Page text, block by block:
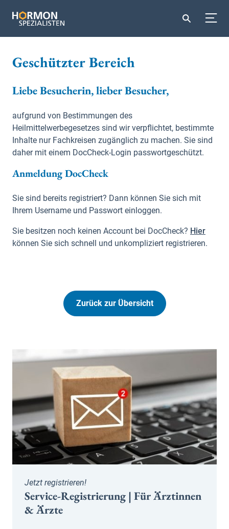
Geschützter Bereich
Liebe Besucherin, lieber Besucher,
aufgrund von Bestimmungen des
Heilmittelwerbegesetzes sind wir verpflichtet, bestimmte
Inhalte nur Fachkreisen zugänglich zu machen. Sie sind
daher mit einem DocCheck-Login passwortgeschützt.
Anmeldung DocCheck
Sie sind bereits registriert? Dann können Sie sich mit
Ihrem Username und Passwort einloggen.
Sie besitzen noch keinen Account bei DocCheck? Hier
können Sie sich schnell und unkompliziert registrieren.
Zurück zur Übersicht
Jetzt registrieren!
Service-Registrierung | Für Ärztinnen
& Ärzte